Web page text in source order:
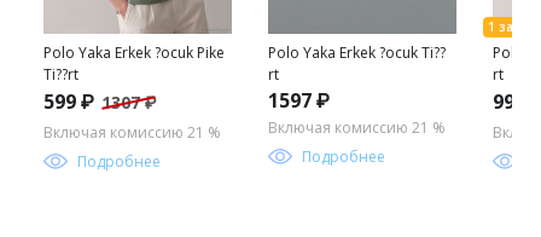
Polo Yaka Erkek ?ocuk Pike
Ti??rt
599 ₽ 1307 ₽
Включая комиссию 21 %
Подробнее
Polo Yaka Erkek ?ocuk Ti??
rt
1597 ₽
Включая комиссию 21 %
Подробнее
Polo
rt
998